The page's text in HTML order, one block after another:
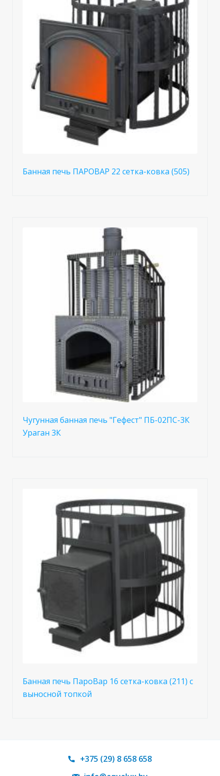
Банная печь ПАРОВАР 22 сетка-ковка (505)
Чугунная банная печь "Гефест" ПБ-02ПС-3К
Ураган 3К
Банная печь ПароВар 16 сетка-ковка (211) с
выносной топкой
+375 (29) 8 658 658